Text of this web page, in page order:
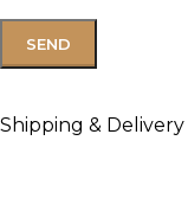
Shipping & Delivery